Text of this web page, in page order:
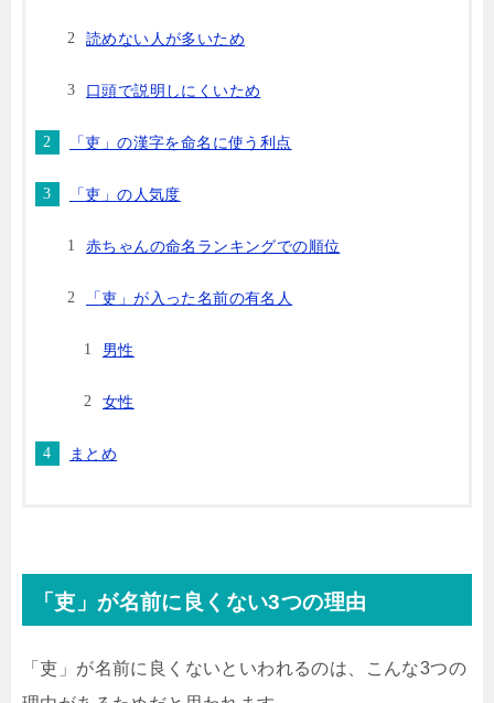
読めない人が多いため
口頭で説明しにくいため
「吏」の漢字を命名に使う利点
「吏」の人気度
赤ちゃんの命名ランキングでの順位
「吏」が入った名前の有名人
男性
女性
まとめ
「吏」が名前に良くない3つの理由
「吏」が名前に良くないといわれるのは、こんな3つの